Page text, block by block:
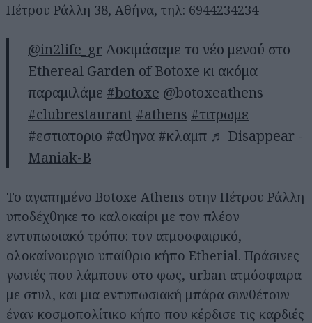
Πέτρου Ράλλη 38, Αθήνα, τηλ: 6944234234
@in2life_gr Δοκιμάσαμε το νέο μενού στο
Ethereal Garden of Botoxe κι ακόμα
παραμιλάμε #botoxe @botoxeathens
#clubrestaurant #athens #τιτρωμε
#εστιατοριο #αθηνα #κλαμπ ♬ Disappear -
Maniak-B
Το αγαπημένο Botoxe Athens στην Πέτρου Ράλλη
υποδέχθηκε το καλοκαίρι με τον πλέον
εντυπωσιακό τρόπο: τον ατμοσφαιρικό,
ολοκαίνουργιο υπαίθριο κήπο Etherial. Πράσινες
γωνιές που λάμπουν στο φως, urban ατμόσφαιρα
με στυλ, και μια eντυπωσιακή μπάρα συνθέτουν
έναν κοσμοπολίτικο κήπο που κέρδισε τις καρδιές